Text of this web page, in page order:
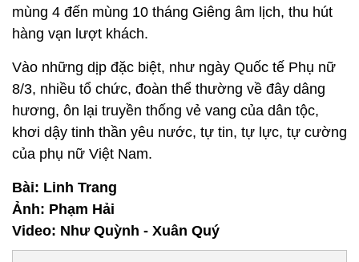
mùng 4 đến mùng 10 tháng Giêng âm lịch, thu hút
hàng vạn lượt khách.
Vào những dịp đặc biệt, như ngày Quốc tế Phụ nữ
8/3, nhiều tổ chức, đoàn thể thường về đây dâng
hương, ôn lại truyền thống vẻ vang của dân tộc,
khơi dậy tinh thần yêu nước, tự tin, tự lực, tự cường
của phụ nữ Việt Nam.
Bài: Linh Trang
Ảnh: Phạm Hải
Video: Như Quỳnh - Xuân Quý